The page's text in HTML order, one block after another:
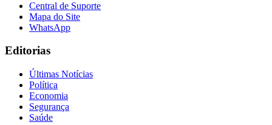
Central de Suporte
Mapa do Site
WhatsApp
Editorias
Últimas Notícias
Política
Economia
Segurança
Saúde